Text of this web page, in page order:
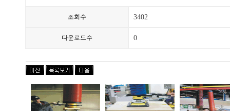
조회수 3402
다운로드수 0